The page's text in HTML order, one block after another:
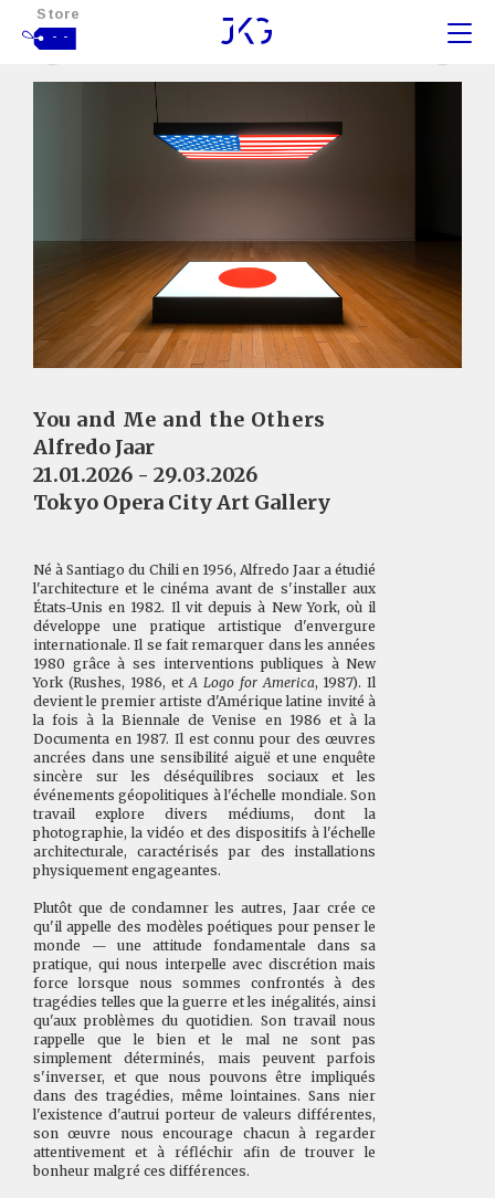
Store
- -
You and Me and the Others
Alfredo Jaar
21.01.2026 - 29.03.2026
Tokyo Opera City Art Gallery
Né à Santiago du Chili en 1956, Alfredo Jaar a étudié
l'architecture et le cinéma avant de s'installer aux
États-Unis en 1982. Il vit depuis à New York, où il
développe une pratique artistique d'envergure
internationale. Il se fait remarquer dans les années
1980 grâce à ses interventions publiques à New
York (Rushes, 1986, et A Logo for America, 1987). Il
devient le premier artiste d'Amérique latine invité à
la fois à la Biennale de Venise en 1986 et à la
Documenta en 1987. Il est connu pour des œuvres
ancrées dans une sensibilité aiguë et une enquête
sincère sur les déséquilibres sociaux et les
événements géopolitiques à l'échelle mondiale. Son
travail explore divers médiums, dont la
photographie, la vidéo et des dispositifs à l'échelle
architecturale, caractérisés par des installations
physiquement engageantes.
Plutôt que de condamner les autres, Jaar crée ce
qu'il appelle des modèles poétiques pour penser le
monde — une attitude fondamentale dans sa
pratique, qui nous interpelle avec discrétion mais
force lorsque nous sommes confrontés à des
tragédies telles que la guerre et les inégalités, ainsi
qu'aux problèmes du quotidien. Son travail nous
rappelle que le bien et le mal ne sont pas
simplement déterminés, mais peuvent parfois
s'inverser, et que nous pouvons être impliqués
dans des tragédies, même lointaines. Sans nier
l'existence d'autrui porteur de valeurs différentes,
son œuvre nous encourage chacun à regarder
attentivement et à réfléchir afin de trouver le
bonheur malgré ces différences.